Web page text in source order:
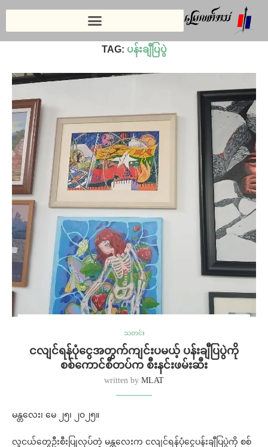
TAG: ပန်းချီပြပွဲ
သတင်း
ငလျင်ရန်ပုံငွေအတွက်ကျင်းပမယ့် ပန်းချီပြပွဲကို
စစ်ကောင်စီတပ်က စီးနင်းဖမ်းဆီး
written by MLAT
မန္တလေး၊ မေ ၂၅၊ ၂၀၂၅။
လူငယ်တွေ‌‌‌‌‌‌‌‌ဦးစီးပြုလုပ်တဲ့ မန္တလေးက ငလျင်ရန်ပုံငွေပန်းချီပြပွဲကို စစ်